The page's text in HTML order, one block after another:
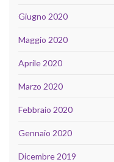
Giugno 2020
Maggio 2020
Aprile 2020
Marzo 2020
Febbraio 2020
Gennaio 2020
Dicembre 2019